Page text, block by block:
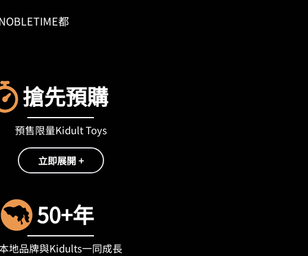
都
搶先預購
預售限量Kidult Toys
立即展開 +
50+年
地品牌與Kidults一同成長